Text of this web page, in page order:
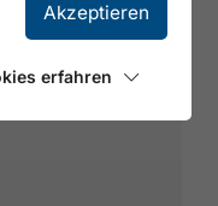
Akzeptieren
erfahren